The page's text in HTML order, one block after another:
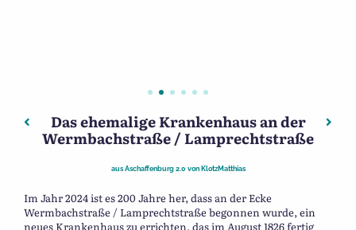
Beitragsnavigation
Vorheriger: Maria-Ward-Schule
Das ehemalige Krankenhaus an der
Wermbachstraße / Lamprechtstraße
ausAschaffenburg 2.0 von KlotzMatthias
Im Jahr 2024 ist es 200 Jahre her, dass an der Ecke
Wermbachstraße / Lamprechtstraße begonnen wurde, ein
neues Krankenhaus zu errichten, das im August 1826 fertig